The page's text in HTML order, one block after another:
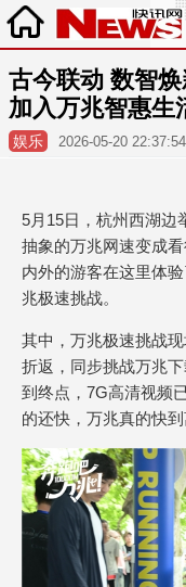
古今联动 数智
加入万兆智惠生
娱乐 2026-05-20 22:37:54
5月15日，杭州西湖边
抽象的万兆网速变成
内外的游客在这里体
兆极速挑战。
其中，万兆极速挑战
折返，同步挑战万兆
到终点，7G高清视频
的还快，万兆真的快